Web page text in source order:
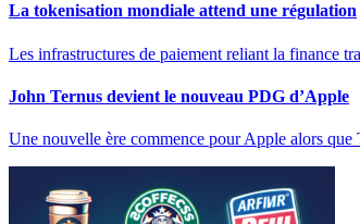
La tokenisation mondiale attend une régulation
Les infrastructures de paiement reliant la finance
John Ternus devient le nouveau PDG d’Apple
Une nouvelle ère commence pour Apple alors